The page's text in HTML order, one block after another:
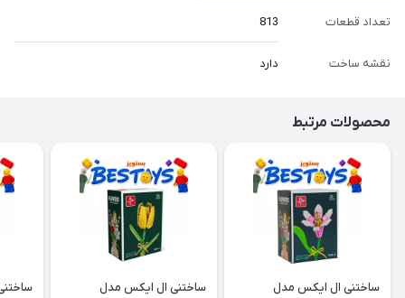
تعداد قطعات 813
نقشه ساخت دارد
محصولات مرتبط
ساختنی ال ایکس مدل
ساختنی ال ایکس مدل